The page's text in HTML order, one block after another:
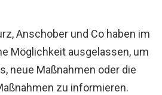
Anschober und Co haben im
Möglichkeit ausgelassen, um
neue Maßnahmen oder die
zu informieren.